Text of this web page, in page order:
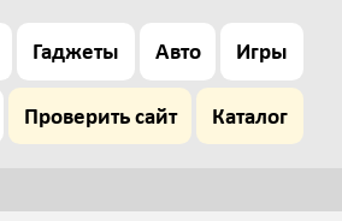
Гаджеты Авто Игры
Проверить сайт Каталог